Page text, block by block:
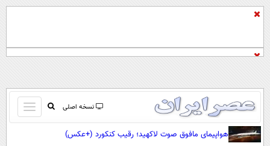
نسخه اصلی
باز
و
صفحه اول
هواپیمای مافوق صوت لاکهید؛ رقیب کنکورد (+عکس)